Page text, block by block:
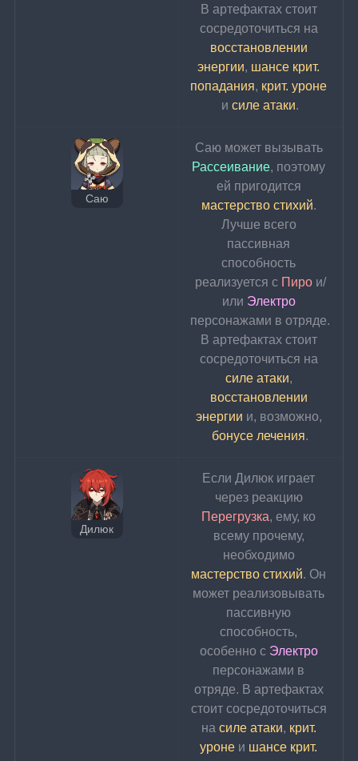
В артефактах стоит
сосредоточиться на
восстановлении
энергии, шансе крит.
попадания, крит. уроне
и силе атаки.
Саю
Саю может вызывать
Рассеивание, поэтому
ей пригодится
мастерство стихий.
Лучше всего
пассивная
способность
реализуется с Пиро и/
или Электро
персонажами в отряде.
В артефактах стоит
сосредоточиться на
силе атаки,
восстановлении
энергии и, возможно,
бонусе лечения.
Дилюк
Если Дилюк играет
через реакцию
Перегрузка, ему, ко
всему прочему,
необходимо
мастерство стихий. Он
может реализовывать
пассивную
способность,
особенно с Электро
персонажами в
отряде. В артефактах
стоит сосредоточиться
на силе атаки, крит.
уроне и шансе крит.